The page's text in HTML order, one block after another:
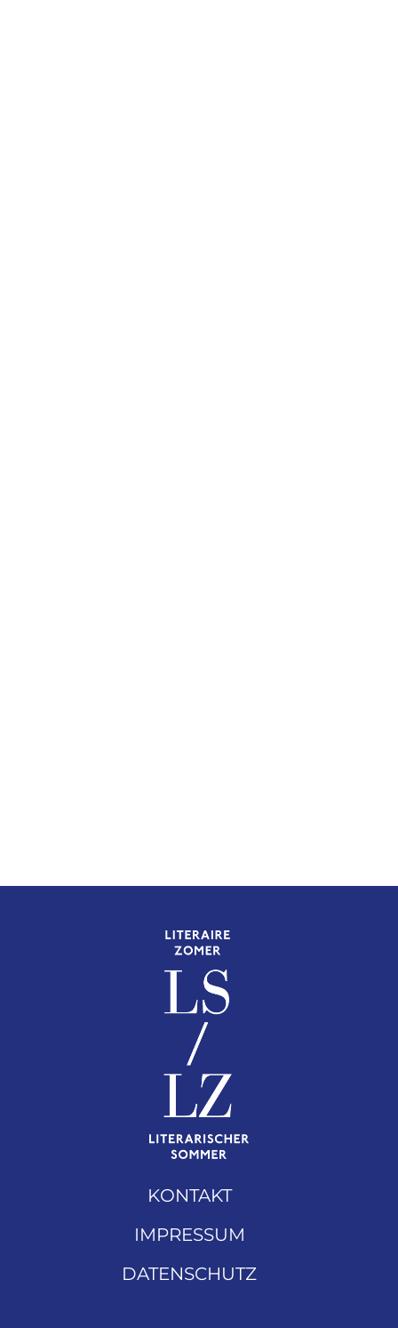
KONTAKT
IMPRESSUM